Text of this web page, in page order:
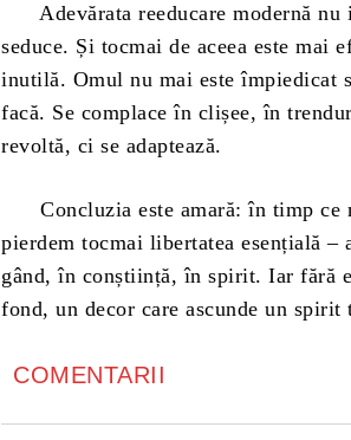
Adevărata reeducare modernă nu
seduce. Și tocmai de aceea este mai
inutilă. Omul nu mai este împiedicat
facă. Se complace în clișee, în
revoltă, ci se adaptează.
Concluzia este amară: în timp ce
pierdem tocmai libertatea esențială
gând, în conștiință, în spirit. Iar fără
fond, un decor care ascunde un
COMENTARII